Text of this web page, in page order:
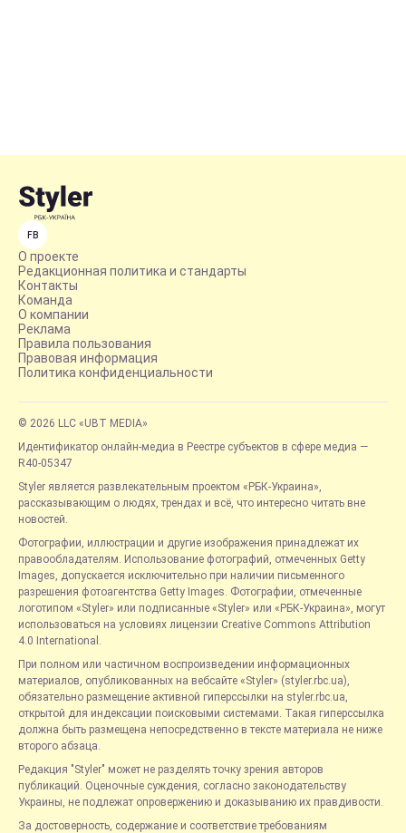
FB
О проекте
Редакционная политика и стандарты
Контакты
Команда
О компании
Реклама
Правила пользования
Правовая информация
Политика конфиденциальности
© 2026 LLC «UBT MEDIA»
Идентификатор онлайн-медиа в Реестре субъектов в сфере медиа —
R40-05347
Styler является развлекательным проектом «РБК-Украина»,
рассказывающим о людях, трендах и всё, что интересно читать вне
новостей.
Фотографии, иллюстрации и другие изображения принадлежат их
правообладателям. Использование фотографий, отмеченных Getty
Images, допускается исключительно при наличии письменного
разрешения фотоагентства Getty Images. Фотографии, отмеченные
логотипом «Styler» или подписанные «Styler» или «РБК-Украина», могут
использоваться на условиях лицензии Creative Commons Attribution
4.0 International.
При полном или частичном воспроизведении информационных
материалов, опубликованных на вебсайте «Styler» (styler.rbc.ua),
обязательно размещение активной гиперссылки на styler.rbc.ua,
открытой для индексации поисковыми системами. Такая гиперссылка
должна быть размещена непосредственно в тексте материала не ниже
второго абзаца.
Редакция "Styler" может не разделять точку зрения авторов
публикаций. Оценочные суждения, согласно законодательству
Украины, не подлежат опровержению и доказыванию их правдивости.
За достоверность, содержание и соответствие требованиям